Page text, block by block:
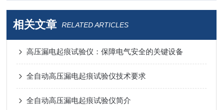
相关文章 RELATED ARTICLES
高压漏电起痕试验仪：保障电气安全的关键设备
全自动高压漏电起痕试验仪技术要求
全自动高压漏电起痕试验仪简介